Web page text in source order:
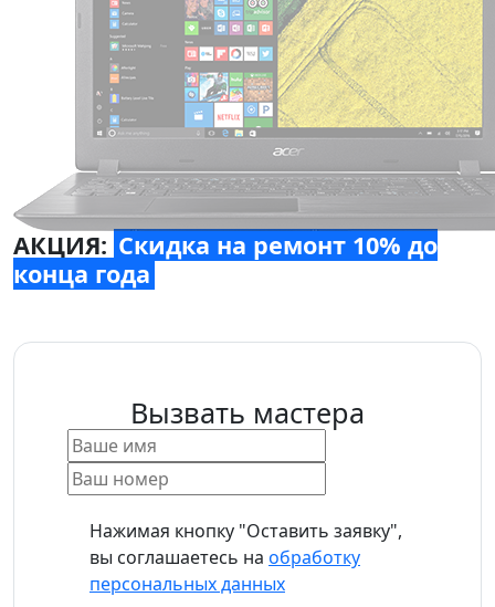
АКЦИЯ: Скидка на ремонт 10% до
конца года
Вызвать мастера
Нажимая кнопку "Оставить заявку",
вы соглашаетесь на обработку
персональных данных